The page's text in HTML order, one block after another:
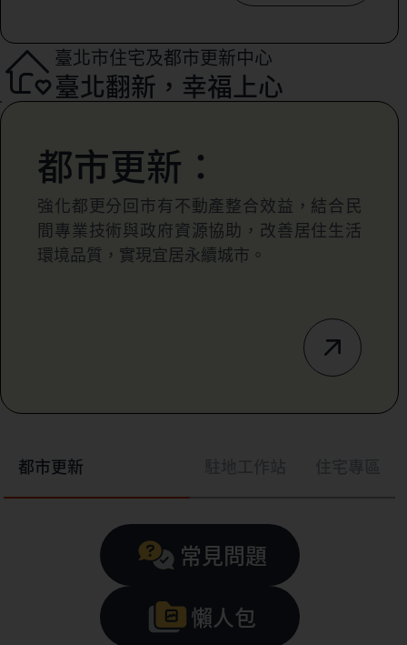
臺北市住宅及都市更新中心
臺北翻新，幸福上心
都市更新
都市更新：
強化都更分回市有不動產整合效益，結合民
間專業技術與政府資源協助，改善居住生活
環境品質，實現宜居永續城市。
常見問題
懶人包